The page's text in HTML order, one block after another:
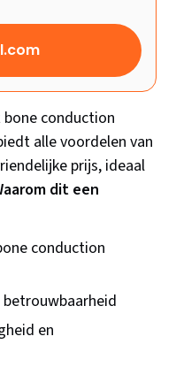
conduction
alle voordelen van
prijs, ideaal
dit een
conduction
en